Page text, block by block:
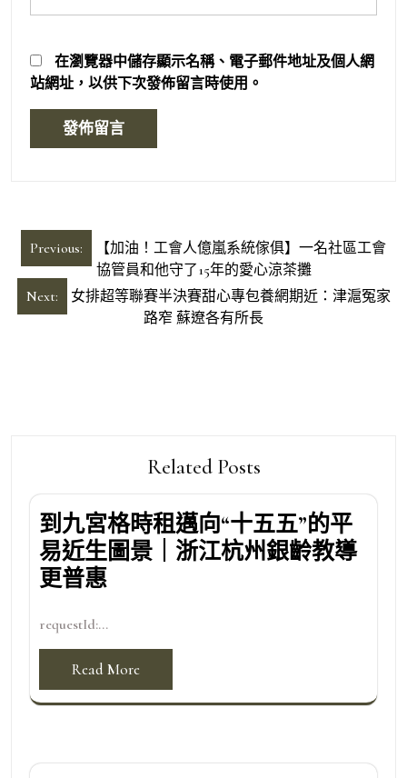
在瀏覽器中儲存顯示名稱、電子郵件地址及個人網
站網址，以供下次發佈留言時使用。
文
章
導
Previous:
【加油！工會人億嵐系統傢俱】一名社區工會
協管員和他守了15年的愛心涼茶攤
Next:
女排超等聯賽半決賽甜心專包養網期近：津滬冤家
路窄 蘇遼各有所長
Related Posts
到九宮格時租邁向“十五五”的平
易近生圖景｜浙江杭州銀齡教導
更普惠
requestId:...
Read More